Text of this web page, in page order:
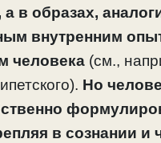
в образах,
внутренним
человека (см.,
Но
в сознании и